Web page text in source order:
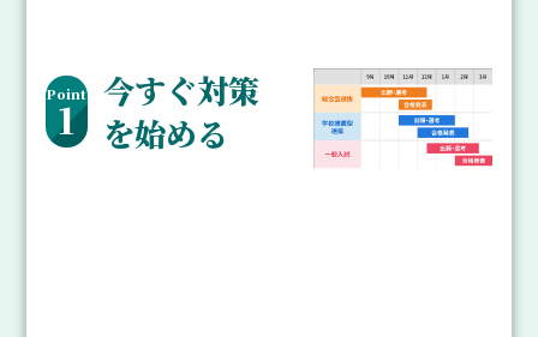
Point
1
今すぐ対策
を始める